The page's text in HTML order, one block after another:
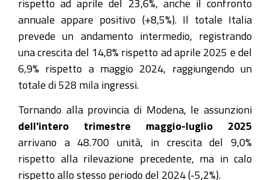
rispetto ad aprile del 23,6%, anche il confronto
annuale appare positivo (+8,5%). Il totale Italia
prevede un andamento intermedio, registrando
una crescita del 14,8% rispetto ad aprile 2025 e del
6,9% rispetto a maggio 2024, raggiungendo un
totale di 528 mila ingressi.
Tornando alla provincia di Modena, le assunzioni
dell'intero trimestre maggio-luglio 2025
arrivano a 48.700 unità, in crescita del 9,0%
rispetto alla rilevazione precedente, ma in calo
rispetto allo stesso periodo del 2024 (-5,2%).